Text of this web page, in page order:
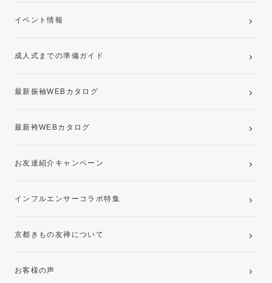
卒業袴レンタルプラン
イベント情報
成人式までの準備ガイド
最新振袖WEBカタログ
最新袴WEBカタログ
お友達紹介キャンペーン
インフルエンサーコラボ特集
京都きもの友禅について
お客様の声